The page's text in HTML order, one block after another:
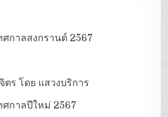
ศกาลสงกรานต์ 2567
ร โดย แสวงบริการ
ศกาลปีใหม่ 2567